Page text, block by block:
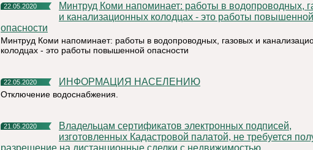
22.05.2020
Минтруд Коми напоминает: работы в водопроводных, газовых
и канализационных колодцах - это работы повышенной
опасности
Минтруд Коми напоминает: работы в водопроводных, газовых и
колодцах - это работы повышенной опасности
22.05.2020 ИНФОРМАЦИЯ НАСЕЛЕНИЮ
Отключение водоснабжения.
21.05.2020
Владельцам сертификатов электронных подписей,
изготовленных Кадастровой палатой, не требуется
разрешение на дистанционные сделки с недвижимостью